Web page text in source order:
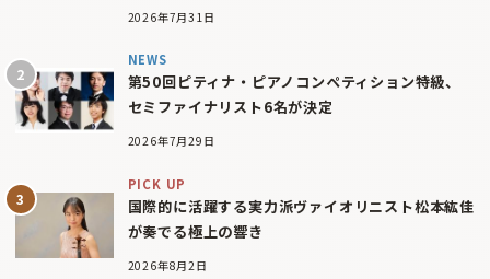
2026年7月31日
NEWS
第50回ピティナ・ピアノコンペティション特級、
セミファイナリスト6名が決定
2026年7月29日
PICK UP
国際的に活躍する実力派ヴァイオリニスト松本紘佳
が奏でる極上の響き
2026年8月2日